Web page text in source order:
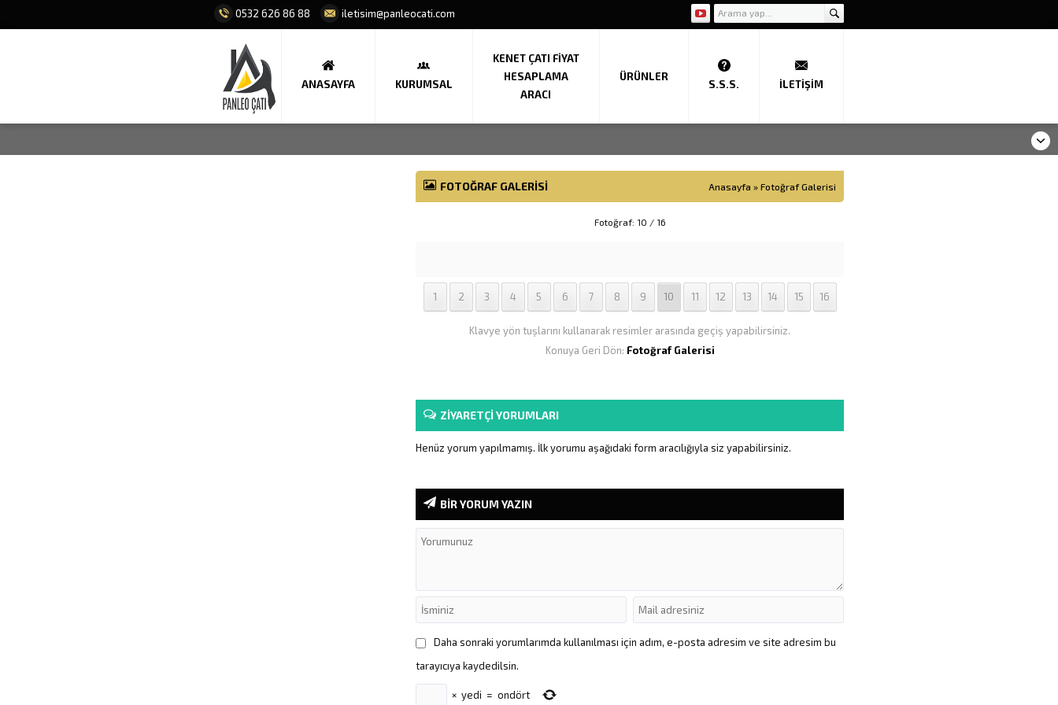
0532 626 86 88 iletisim@panleocati.com
ANASAYFA KURUMSAL
KENET ÇATI FIYAT
HESAPLAMA
ARACI
ÜRÜNLER
S.S.S. İLETIŞIM
FOTOĞRAF GALERISI Anasayfa » Fotoğraf Galerisi
Fotoğraf: 10 / 16
1 2 3 4 5 6 7 8 9 10 11 12 13 14 15 16
Klavye yön tuşlarını kullanarak resimler arasında geçiş yapabilirsiniz.
Konuya Geri Dön: Fotoğraf Galerisi
ZİYARETÇİ YORUMLARI
Henüz yorum yapılmamış. İlk yorumu aşağıdaki form aracılığıyla siz yapabilirsiniz.
BİR YORUM YAZIN
Daha sonraki yorumlarımda kullanılması için adım, e-posta adresim ve site adresim bu
tarayıcıya kaydedilsin.
× yedi = ondört